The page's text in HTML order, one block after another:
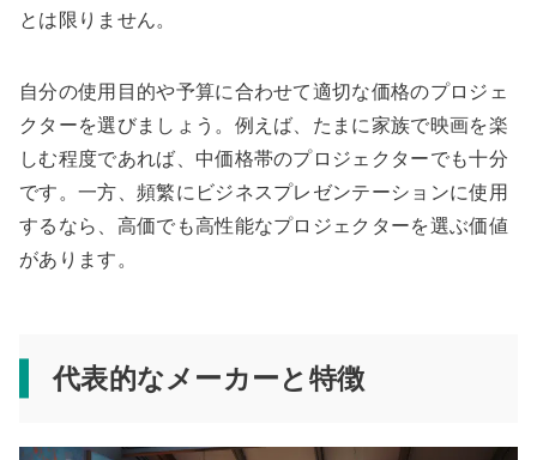
とは限りません。
自分の使用目的や予算に合わせて適切な価格のプロジェ
クターを選びましょう。例えば、たまに家族で映画を楽
しむ程度であれば、中価格帯のプロジェクターでも十分
です。一方、頻繁にビジネスプレゼンテーションに使用
するなら、高価でも高性能なプロジェクターを選ぶ価値
があります。
代表的なメーカーと特徴